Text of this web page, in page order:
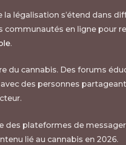
légalisation s’étend dans
en ligne pour
.
cannabis. Des forums
des personnes
plateformes de
lié au cannabis en 2026.